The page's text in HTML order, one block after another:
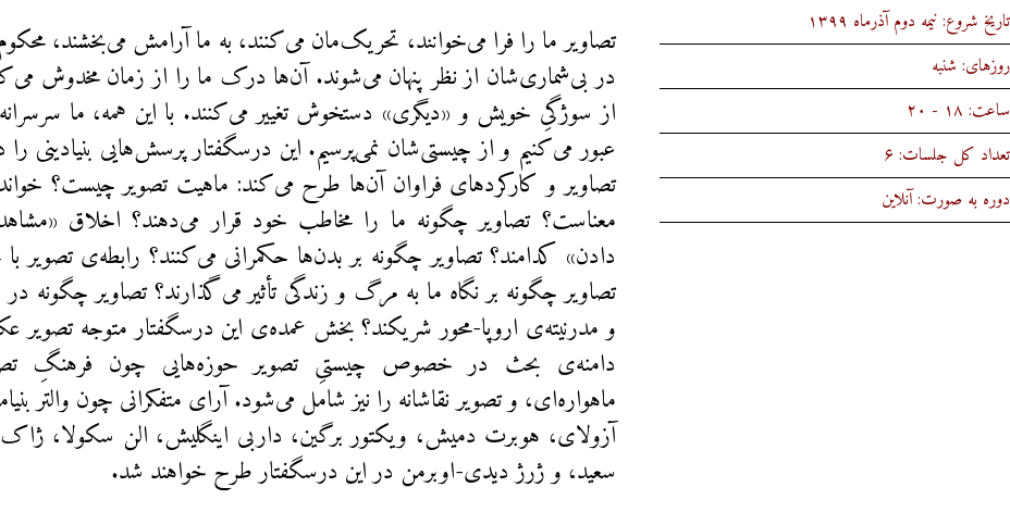
تاریخ شروع: نیمه دوم آذر‌ماه ۱۳۹۹
روزهای: شنبه‌
ساعت: ۱۸ - ۲۰
تعداد کل جلسات: ۶
دوره به صورت: آنلاین
تصاویر ما را فرا می‌خوانند، تحریک‌مان می‌کنند، به ما آرامش می‌بخشند،
در بی‌شماری‌شان از نظر پنهان می‌شوند. آن‌ها درک ما را از زمان مخدوش
از سوژگیِ خویش و «دیگری» دستخوش تغییر می‌کنند. با این همه، ما سرسرانه
عبور می‌کنیم و از چیستی‌شان نمی‌پرسیم. این درسگفتار پرسش‌هایی بنیادینی
تصاویر و کارکردهای فراوان آن‌ها طرح می‌کند: ماهیت تصویر چیست؟
معناست؟ تصاویر چگونه ما را مخاطب خود قرار می‌دهند؟ اخلاق
دادن» کدامند؟ تصاویر چگونه بر بدن‌ها حکمرانی می‌کنند؟ رابطه‌ی تصویر
تصاویر چگونه بر نگاه ما به مرگ و زندگی تأثیر می‌گذارند؟ تصاویر چگونه در
و مدرنیته‌‌ی اروپا-محور شریکند؟ بخش عمده‌ی این درسگفتار متوجه تصویر
دامنه‌ی بحث در خصوص چیستیِ تصویر حوزه‌هایی چون فرهنگِ
ماهواره‌ای، و تصویر نقاشانه را نیز شامل می‌شود. آرای متفکرانی چون والتر
آزولای، هوبرت دمیش، ویکتور برگین، داربی اینگلیش، الن سکولا، ژاک
سعید، و ژرژ دیدی-اوبرمن در این درسگفتار طرح خواهند شد.